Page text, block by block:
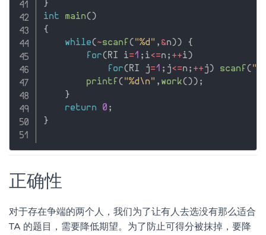
}
int
main( )
{
while( ~scanf ( "%d" , &n ) )
{
for( RI i=1 ; i<=n ; ++i )
for( RI j=1 ; j<=n ; ++ j ) scanf (
printf ( "%d\n" , work( ) ) ;
}
return
0 ;
}
正确性
对于存在争端的两个人，我们为了让有人去选没有那么适合
TA 的题目，需要降低期望。为了防止可得分被抹掉，要降